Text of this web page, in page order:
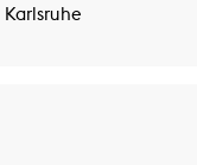
Karlsruhe